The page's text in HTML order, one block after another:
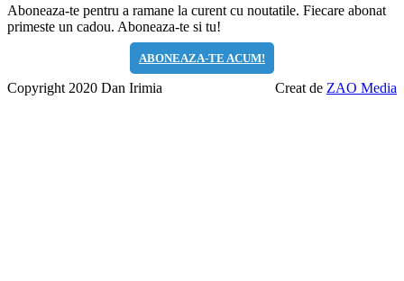
Aboneaza-te pentru a ramane la curent cu noutatile. Fiecare abonat
primeste un cadou. Aboneaza-te si tu!
ABONEAZA-TE ACUM!
Copyright 2020 Dan Irimia Creat de ZAO Media